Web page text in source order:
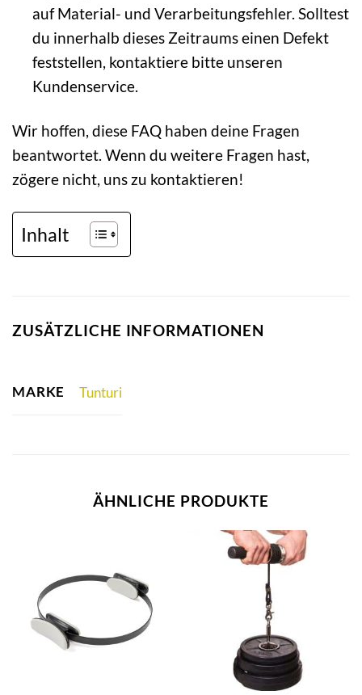
auf Material- und Verarbeitungsfehler. Solltest
du innerhalb dieses Zeitraums einen Defekt
feststellen, kontaktiere bitte unseren
Kundenservice.
Wir hoffen, diese FAQ haben deine Fragen
beantwortet. Wenn du weitere Fragen hast,
zögere nicht, uns zu kontaktieren!
Inhalt
ZUSÄTZLICHE INFORMATIONEN
MARKE Tunturi
ÄHNLICHE PRODUKTE